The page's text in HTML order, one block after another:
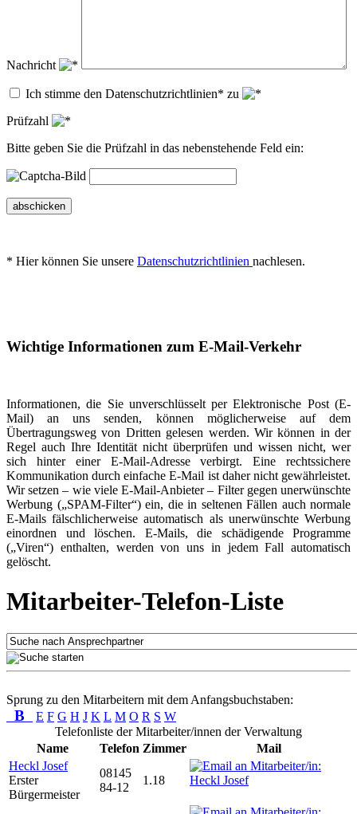
Nachricht
Ich stimme den Datenschutzrichtlinien* zu
Prüfzahl
Bitte geben Sie die Prüfzahl in das nebenstehende Feld ein:
abschicken
* Hier können Sie unsere Datenschutzrichtlinien nachlesen.
Wichtige Informationen zum E-Mail-Verkehr
Informationen, die Sie unverschlüsselt per Elektronische Post (E-
Mail) an uns senden, können möglicherweise auf dem
Übertragungsweg von Dritten gelesen werden. Wir können in der
Regel auch Ihre Identität nicht überprüfen und wissen nicht, wer
sich hinter einer E-Mail-Adresse verbirgt. Eine rechtssichere
Kommunikation durch einfache E-Mail ist daher nicht gewährleistet.
Wir setzen – wie viele E-Mail-Anbieter – Filter gegen unerwünschte
Werbung („SPAM-Filter“) ein, die in seltenen Fällen auch normale
E-Mails fälschlicherweise automatisch als unerwünschte Werbung
einordnen und löschen. E-Mails, die schädigende Programme
(„Viren“) enthalten, werden von uns in jedem Fall automatisch
gelöscht.
Mitarbeiter-Telefon-Liste
Sprung zu den Mitarbeitern mit dem Anfangsbuchstaben:
B E F G H J K L M O R S W
Telefonliste der Mitarbeiter/innen der Verwaltung
Name
Telefon Zimmer
Mail
Heckl Josef
Erster
Bürgermeister
08145
84-12
1.18